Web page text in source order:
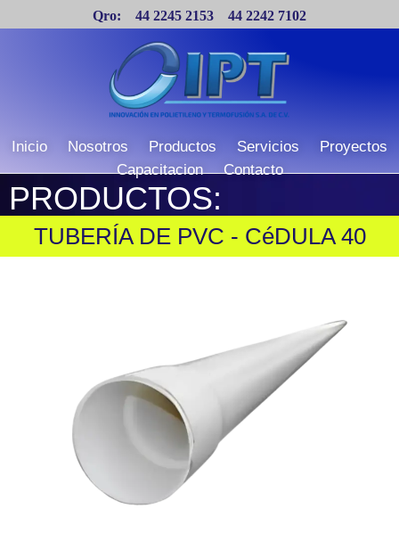
Líderes en Termofusión y Polietileno
Qro: 44 2245 2153 44 2242 7102
Inicio Nosotros Productos Servicios
Proyectos
Capacitacion
Contacto
PRODUCTOS:
TUBERÍA DE PVC - CéDULA 40